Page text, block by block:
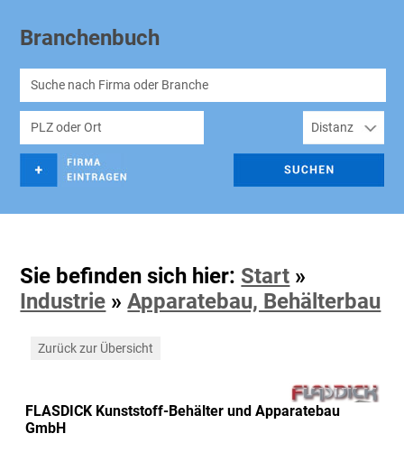
Branchenbuch
Sie befinden sich hier: Start »
Industrie »Apparatebau, Behälterbau
Zurück zur Übersicht
FLASDICK Kunststoff-Behälter und Apparatebau
GmbH